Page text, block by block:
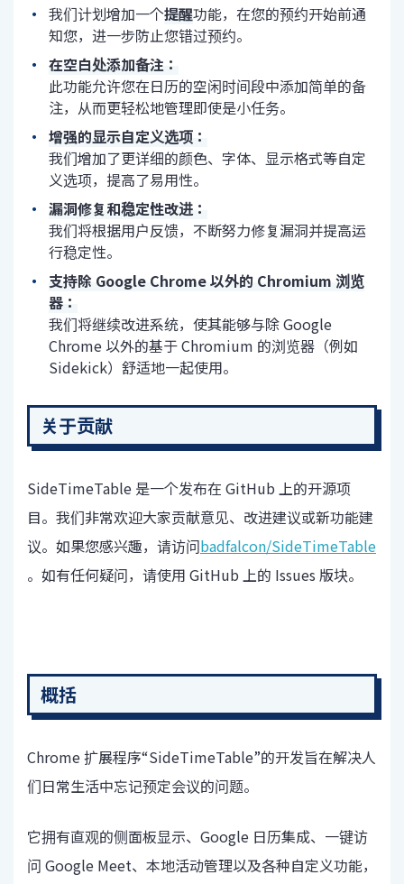
我们计划增加一个提醒功能，在您的预约开始前通
知您，进一步防止您错过预约。
在空白处添加备注：
此功能允许您在日历的空闲时间段中添加简单的备
注，从而更轻松地管理即使是小任务。
增强的显示自定义选项：
我们增加了更详细的颜色、字体、显示格式等自定
义选项，提高了易用性。
漏洞修复和稳定性改进：
我们将根据用户反馈，不断努力修复漏洞并提高运
行稳定性。
支持除 Google Chrome 以外的 Chromium 浏览
器：
我们将继续改进系统，使其能够与除 Google
Chrome 以外的基于 Chromium 的浏览器（例如
Sidekick）舒适地一起使用。
关于贡献
SideTimeTable 是一个发布在 GitHub 上的开源项
目。我们非常欢迎大家贡献意见、改进建议或新功能建
议。如果您感兴趣，请访问badfalcon/SideTimeTable
。如有任何疑问，请使用 GitHub 上的 Issues 版块。
概括
Chrome 扩展程序“SideTimeTable”的开发旨在解决人
们日常生活中忘记预定会议的问题。
它拥有直观的侧面板显示、Google 日历集成、一键访
问 Google Meet、本地活动管理以及各种自定义功能，